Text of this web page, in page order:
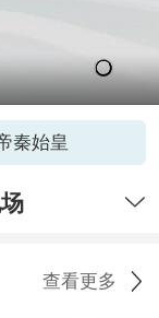
秦始皇
查看更多